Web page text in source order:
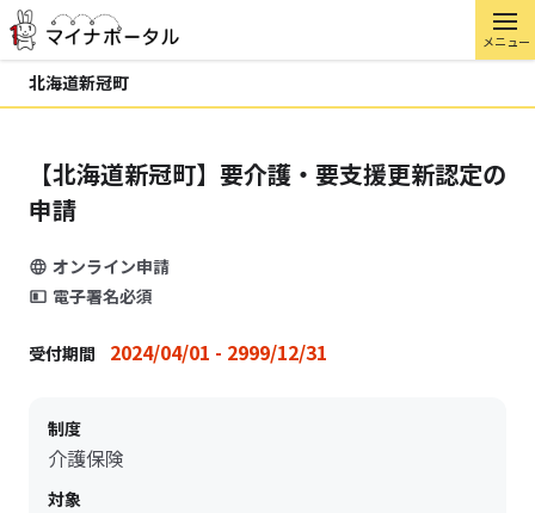
メニュー
北海道新冠町
【北海道新冠町】要介護・要支援更新認定の
申請
オンライン申請
電子署名必須
受付期間 2024/04/01 - 2999/12/31
制度
介護保険
対象